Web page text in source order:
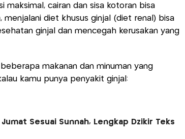
maksimal, cairan dan sisa kotoran bisa
menjalani diet khusus ginjal (diet renal) bisa
ginjal dan mencegah kerusakan yang
makanan dan minuman yang
kamu punya penyakit ginjal:
Sesuai Sunnah, Lengkap Dzikir Teks